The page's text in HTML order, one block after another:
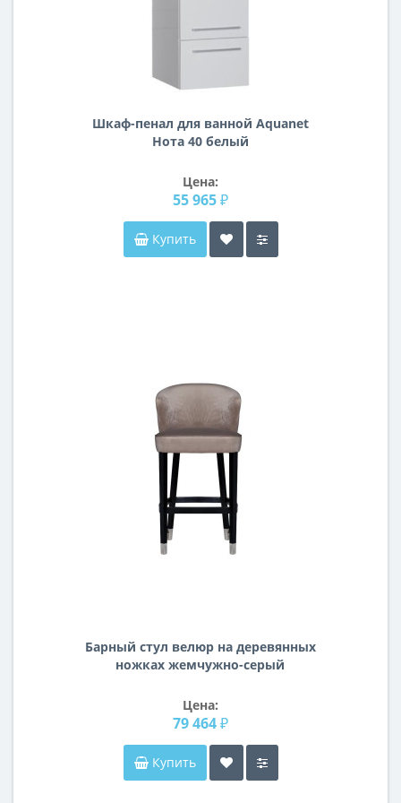
Шкаф-пенал для ванной Aquanet
Нота 40 белый
Цена:
55 965 ₽
Купить
Барный стул велюр на деревянных
ножках жемчужно-серый
Цена:
79 464 ₽
Купить